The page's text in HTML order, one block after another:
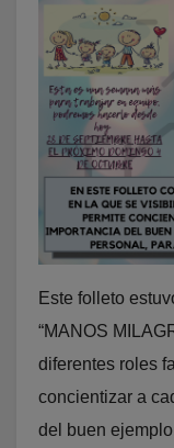
Este folleto
“MANOS
diferentes roles
concientizar a
del buen